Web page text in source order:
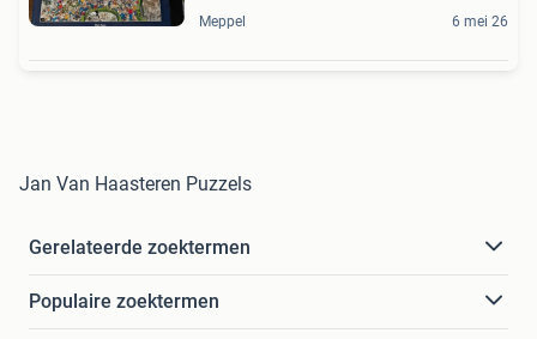
Meppel 6 mei 26
Jan Van Haasteren Puzzels
Gerelateerde zoektermen
Populaire zoektermen